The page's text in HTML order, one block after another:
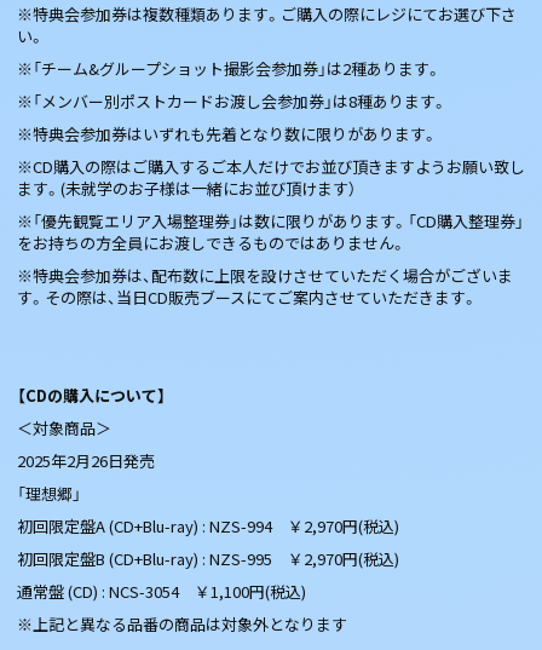
※特典会参加券は複数種類あります。ご購入の際にレジにてお選び下さ
い。
※「チーム&グループショット撮影会参加券」は2種あります。
※「メンバー別ポストカードお渡し会参加券」は8種あります。
※特典会参加券はいずれも先着となり数に限りがあります。
※CD購入の際はご購入するご本人だけでお並び頂きますようお願い致し
ます。(未就学のお子様は一緒にお並び頂けます）
※「優先観覧エリア入場整理券」は数に限りがあります。「CD購入整理券」
をお持ちの方全員にお渡しできるものではありません。
※特典会参加券は、配布数に上限を設けさせていただく場合がございま
す。その際は、当日CD販売ブースにてご案内させていただきます。
【CDの購入について】
＜対象商品＞
2025年2月26日発売
「理想郷」
初回限定盤A (CD+Blu-ray) : NZS-994 ￥2,970円(税込)
初回限定盤B (CD+Blu-ray) : NZS-995 ￥2,970円(税込)
通常盤 (CD) : NCS-3054 ￥1,100円(税込)
※上記と異なる品番の商品は対象外となります